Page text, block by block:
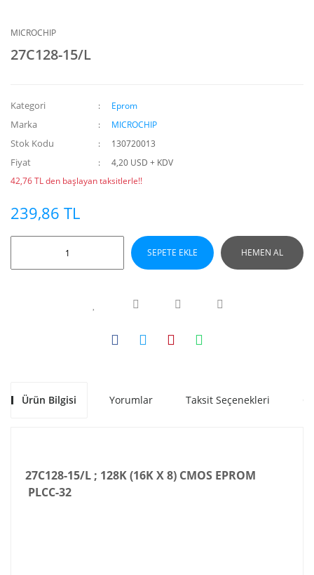
MICROCHIP
27C128-15/L
Kategori Eprom
Marka MICROCHIP
Stok Kodu 130720013
Fiyat
4,20 USD + KDV
42,76 TL den başlayan taksitlerle!!
239,86 TL
SEPETE EKLE HEMEN AL
Ürün Bilgisi Yorumlar Taksit Seçenekleri
27C128-15/L ; 128K (16K X 8) CMOS EPROM
PLCC-32